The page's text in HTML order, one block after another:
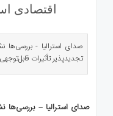
اقتصادی
صدای استرالیا -
تجدیدپذیر تأثیرات
صدای استرالیا –